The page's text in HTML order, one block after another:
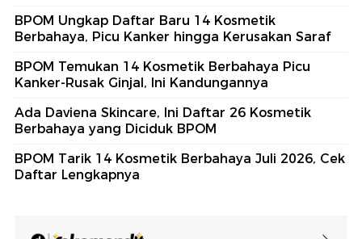
BPOM Ungkap Daftar Baru 14 Kosmetik
Berbahaya, Picu Kanker hingga Kerusakan Saraf
BPOM Temukan 14 Kosmetik Berbahaya Picu
Kanker-Rusak Ginjal, Ini Kandungannya
Ada Daviena Skincare, Ini Daftar 26 Kosmetik
Berbahaya yang Diciduk BPOM
BPOM Tarik 14 Kosmetik Berbahaya Juli 2026, Cek
Daftar Lengkapnya